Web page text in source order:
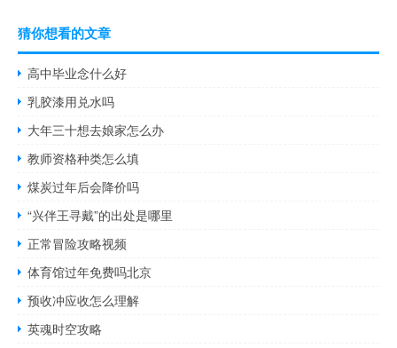
猜你想看的文章
高中毕业念什么好
乳胶漆用兑水吗
大年三十想去娘家怎么办
教师资格种类怎么填
煤炭过年后会降价吗
“兴伴王寻戴”的出处是哪里
正常冒险攻略视频
体育馆过年免费吗北京
预收冲应收怎么理解
英魂时空攻略